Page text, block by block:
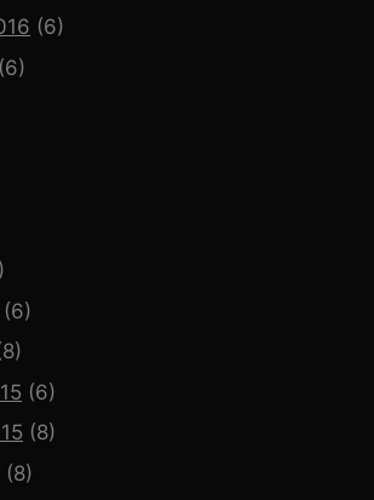
(6)
(6)
(6)
(6)
(8)
(8)